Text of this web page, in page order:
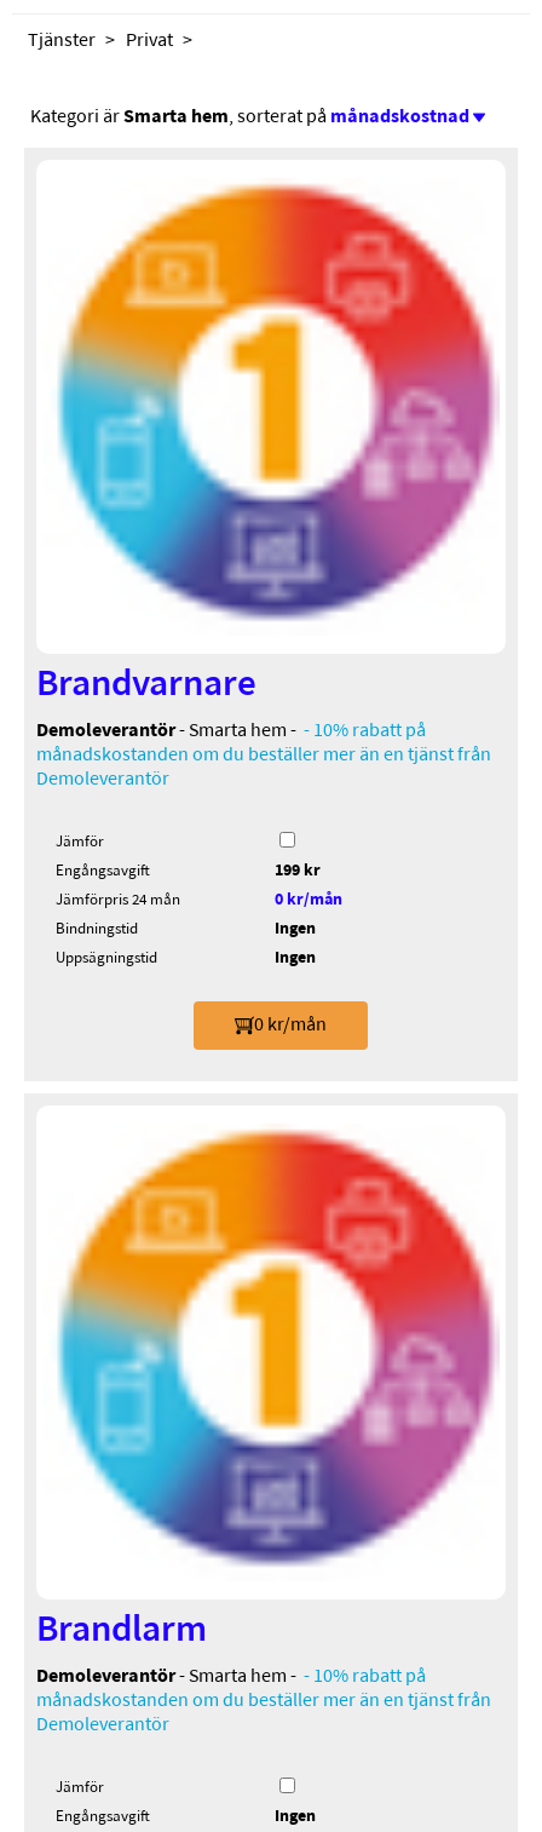
Tjänster Privat
Kategori ärSmarta hem, sorterat på månadskostnad
Brandvarnare
Demoleverantör- Smarta hem - - 10% rabatt på
månadskostanden om du beställer mer än en tjänst från
Demoleverantör
Jämför
Engångsavgift
199 kr
Jämförpris 24 mån 0 kr/mån
Bindningstid Ingen
Uppsägningstid Ingen
0 kr/mån
Brandlarm
Demoleverantör- Smarta hem - - 10% rabatt på
månadskostanden om du beställer mer än en tjänst från
Demoleverantör
Jämför
Engångsavgift
Ingen